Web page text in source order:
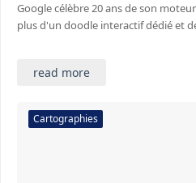
Google célèbre 20 ans de son
plus d'un doodle interactif dédié et
read more
Cartographies